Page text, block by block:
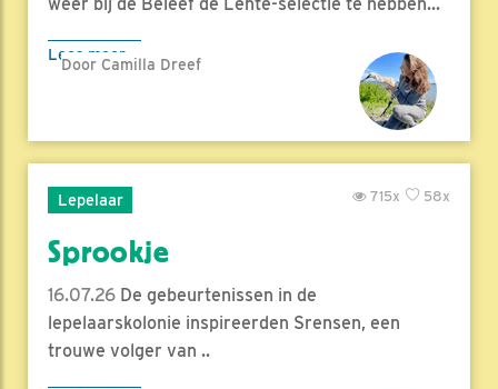
Lees meer
Door Camilla Dreef
Lepelaar 58x
715x
Sprookje
16.07.26 De gebeurtenissen in de
lepelaarskolonie inspireerden Srensen, een
trouwe volger van ..